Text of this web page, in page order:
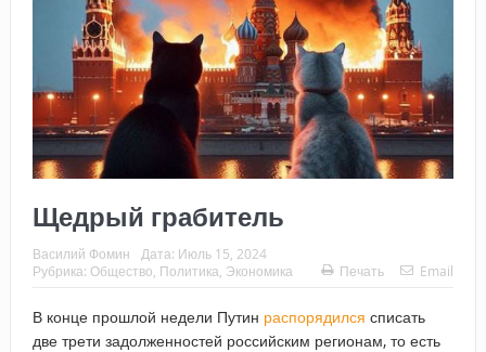
Щедрый грабитель
Василий Фомин Дата: Июль 15, 2024
Рубрика: Общество Политика Экономика Печать Email
В конце прошлой недели Путин распорядился списать
две трети задолженностей российским регионам, то есть